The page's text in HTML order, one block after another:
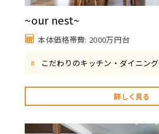
~our nest~
本体価格帯費: 2000万円台
# こだわりのキッチン・ダイニング
詳しく見る